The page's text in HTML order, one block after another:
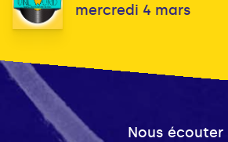
mercredi 4 mars
Nous écouter